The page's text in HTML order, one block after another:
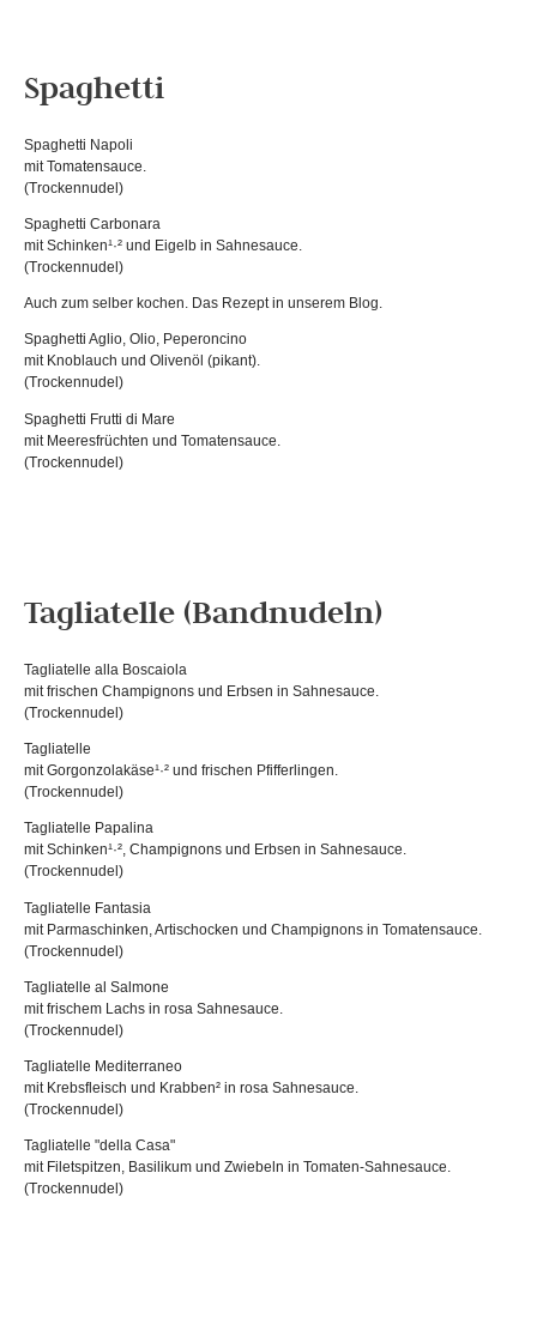
Spaghetti
Spaghetti Napoli
mit Tomatensauce.
(Trockennudel)
Spaghetti Carbonara
mit Schinken¹·² und Eigelb in Sahnesauce.
(Trockennudel)
Auch zum selber kochen. Das Rezept in unserem Blog.
Spaghetti Aglio, Olio, Peperoncino
mit Knoblauch und Olivenöl (pikant).
(Trockennudel)
Spaghetti Frutti di Mare
mit Meeresfrüchten und Tomatensauce.
(Trockennudel)
Tagliatelle (Bandnudeln)
Tagliatelle alla Boscaiola
mit frischen Champignons und Erbsen in Sahnesauce.
(Trockennudel)
Tagliatelle
mit Gorgonzolakäse¹·² und frischen Pfifferlingen.
(Trockennudel)
Tagliatelle Papalina
mit Schinken¹·², Champignons und Erbsen in Sahnesauce.
(Trockennudel)
Tagliatelle Fantasia
mit Parmaschinken, Artischocken und Champignons in Tomatensauce.
(Trockennudel)
Tagliatelle al Salmone
mit frischem Lachs in rosa Sahnesauce.
(Trockennudel)
Tagliatelle Mediterraneo
mit Krebsfleisch und Krabben² in rosa Sahnesauce.
(Trockennudel)
Tagliatelle "della Casa"
mit Filetspitzen, Basilikum und Zwiebeln in Tomaten-Sahnesauce.
(Trockennudel)